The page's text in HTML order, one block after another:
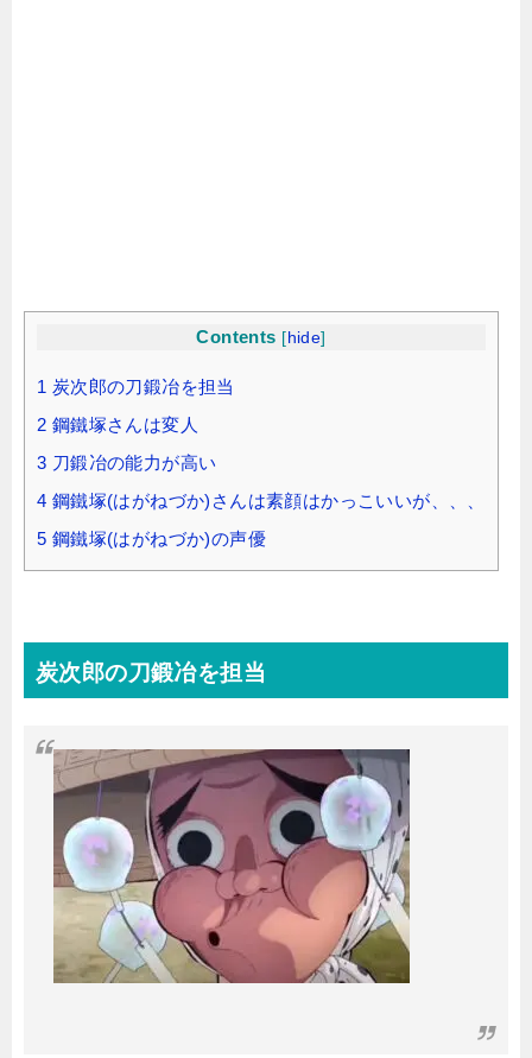
Contents [ hide]
1 炭次郎の刀鍛冶を担当
2 鋼鐵塚さんは変人
3 刀鍛冶の能力が高い
4 鋼鐵塚(はがねづか)さんは素顔はかっこいいが、、、
5 鋼鐵塚(はがねづか)の声優
炭次郎の刀鍛冶を担当